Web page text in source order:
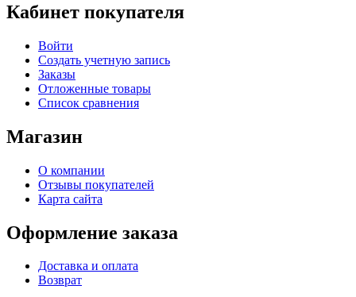
Кабинет покупателя
Войти
Создать учетную запись
Заказы
Отложенные товары
Список сравнения
Магазин
О компании
Отзывы покупателей
Карта сайта
Оформление заказа
Доставка и оплата
Возврат